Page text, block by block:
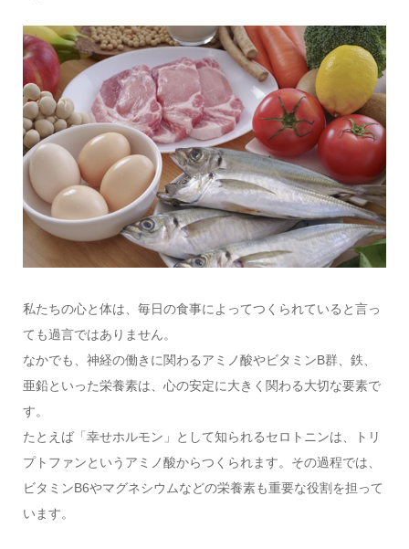
私たちの心と体は、毎日の食事によってつくられていると言っ
ても過言ではありません。
なかでも、神経の働きに関わるアミノ酸やビタミンB群、鉄、
亜鉛といった栄養素は、心の安定に大きく関わる大切な要素で
す。
たとえば「幸せホルモン」として知られるセロトニンは、トリ
プトファンというアミノ酸からつくられます。その過程では、
ビタミンB6やマグネシウムなどの栄養素も重要な役割を担って
います。